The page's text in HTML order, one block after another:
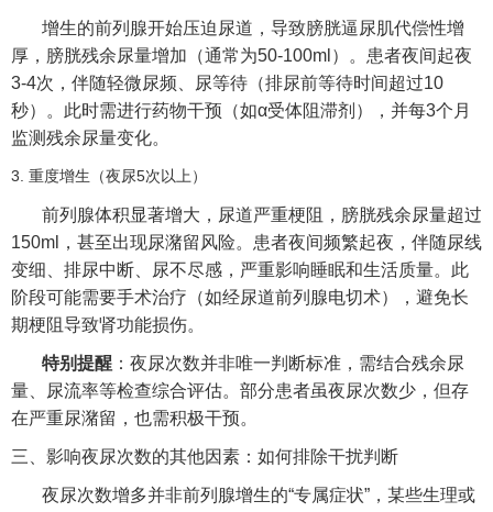
增生的前列腺开始压迫尿道，导致膀胱逼尿肌代偿性增
厚，膀胱残余尿量增加（通常为50-100ml）。患者夜间起夜
3-4次，伴随轻微尿频、尿等待（排尿前等待时间超过10
秒）。此时需进行药物干预（如α受体阻滞剂），并每3个月
监测残余尿量变化。
3. 重度增生（夜尿5次以上）
前列腺体积显著增大，尿道严重梗阻，膀胱残余尿量超过
150ml，甚至出现尿潴留风险。患者夜间频繁起夜，伴随尿线
变细、排尿中断、尿不尽感，严重影响睡眠和生活质量。此
阶段可能需要手术治疗（如经尿道前列腺电切术），避免长
期梗阻导致肾功能损伤。
特别提醒 ：夜尿次数并非唯一判断标准，需结合残余尿
量、尿流率等检查综合评估。部分患者虽夜尿次数少，但存
在严重尿潴留，也需积极干预。
三、影响夜尿次数的其他因素：如何排除干扰判断
夜尿次数增多并非前列腺增生的“专属症状”，某些生理或